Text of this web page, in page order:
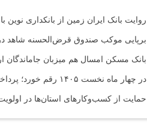
روایت بانک ایران زمین از بانکداری
برپایی موکب صندوق قرض‌الحسنه شاهد
بانک مسکن امسال هم میزبان جاماندگان
در چهار ماه نخست ۱۴۰۵ رقم خورد؛ پرداخت بیش از ۸ همت وام ازدواج به زوج‌های جوان توسط بانک ملی ایران
حمایت از کسب‌وکارهای استان‌ها در